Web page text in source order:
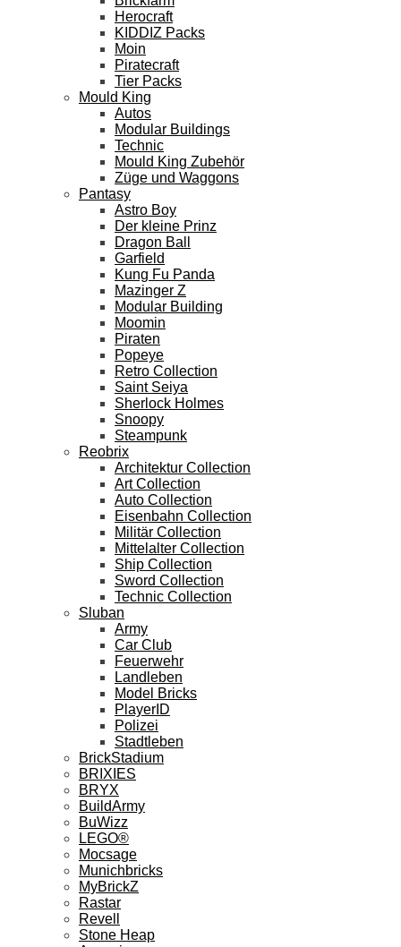
Herocraft
KIDDIZ Packs
Moin
Piratecraft
Tier Packs
Mould King
Autos
Modular Buildings
Technic
Mould King Zubehör
Züge und Waggons
Pantasy
Astro Boy
Der kleine Prinz
Dragon Ball
Garfield
Kung Fu Panda
Mazinger Z
Modular Building
Moomin
Piraten
Popeye
Retro Collection
Saint Seiya
Sherlock Holmes
Snoopy
Steampunk
Reobrix
Architektur Collection
Art Collection
Auto Collection
Eisenbahn Collection
Militär Collection
Mittelalter Collection
Ship Collection
Sword Collection
Technic Collection
Sluban
Army
Car Club
Feuerwehr
Landleben
Model Bricks
PlayerID
Polizei
Stadtleben
BrickStadium
BRIXIES
BRYX
BuildArmy
BuWizz
LEGO®
Mocsage
Munichbricks
MyBrickZ
Rastar
Revell
Stone Heap